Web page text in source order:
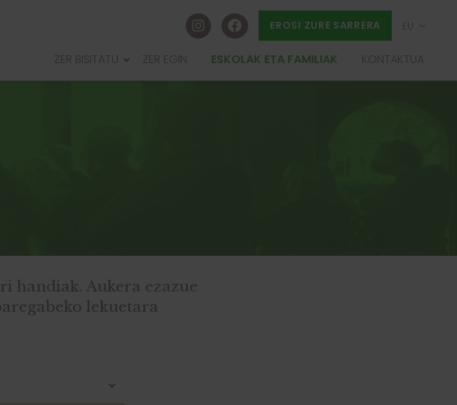
EROSI ZURE SARRERA
EU
ZER BISITATU
JAUREGIA
ZER EGIN ESKOLAK ETA FAMILIAK KONTAKTUA
handiak. Aukera ezazue
lekuetara